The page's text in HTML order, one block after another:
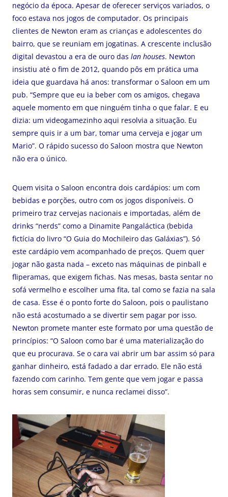
negócio da época. Apesar de oferecer serviços variados, o
foco estava nos jogos de computador. Os principais
clientes de Newton eram as crianças e adolescentes do
bairro, que se reuniam em jogatinas. A crescente inclusão
digital devastou a era de ouro das lan houses. Newton
insistiu até o fim de 2012, quando pôs em prática uma
ideia que guardava há anos: transformar o Saloon em um
pub. “Sempre que eu ia beber com os amigos, chegava
aquele momento em que ninguém tinha o que falar. E eu
dizia: um videogamezinho aqui resolvia a situação. Eu
sempre quis ir a um bar, tomar uma cerveja e jogar um
Mario”. O rápido sucesso do Saloon mostra que Newton
não era o único.
Quem visita o Saloon encontra dois cardápios: um com
bebidas e porções, outro com os jogos disponíveis. O
primeiro traz cervejas nacionais e importadas, além de
drinks “nerds” como a Dinamite Pangaláctica (bebida
fictícia do livro “O Guia do Mochileiro das Galáxias”). Só
este cardápio vem acompanhado de preços. Quem quer
jogar não gasta nada – exceto nas máquinas de pinball e
fliperamas, que exigem fichas. Nas mesas, basta sentar no
sofá vermelho e escolher uma fita, tal como se fazia na sala
de casa. Esse é o ponto forte do Saloon, pois o paulistano
não está acostumado a se divertir sem pagar por isso.
Newton promete manter este formato por uma questão de
princípios: “O Saloon como bar é uma materialização do
que eu procurava. Se o cara vai abrir um bar assim só para
ganhar dinheiro, está fadado a dar errado. Ele não está
fazendo com carinho. Tem gente que vem jogar e passa
horas sem consumir, e nunca reclamei disso”.